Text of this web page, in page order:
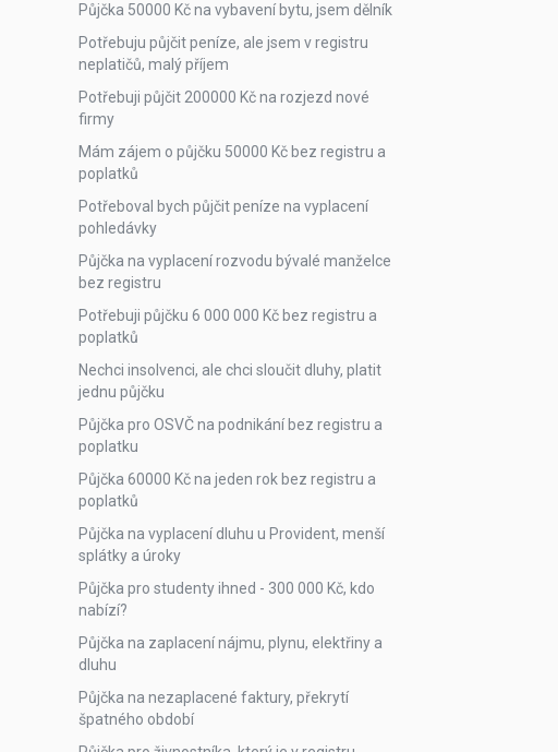
Půjčka 50000 Kč na vybavení bytu, jsem dělník
Potřebuju půjčit peníze, ale jsem v registru
neplatičů, malý příjem
Potřebuji půjčit 200000 Kč na rozjezd nové
firmy
Mám zájem o půjčku 50000 Kč bez registru a
poplatků
Potřeboval bych půjčit peníze na vyplacení
pohledávky
Půjčka na vyplacení rozvodu bývalé manželce
bez registru
Potřebuji půjčku 6 000 000 Kč bez registru a
poplatků
Nechci insolvenci, ale chci sloučit dluhy, platit
jednu půjčku
Půjčka pro OSVČ na podnikání bez registru a
poplatku
Půjčka 60000 Kč na jeden rok bez registru a
poplatků
Půjčka na vyplacení dluhu u Provident, menší
splátky a úroky
Půjčka pro studenty ihned - 300 000 Kč, kdo
nabízí?
Půjčka na zaplacení nájmu, plynu, elektřiny a
dluhu
Půjčka na nezaplacené faktury, překrytí
špatného období